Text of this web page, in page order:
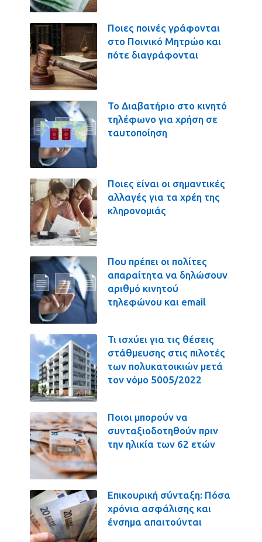
Ποιες ποινές γράφονται
στο Ποινικό Μητρώο και
πότε διαγράφονται
Το Διαβατήριο στο κινητό
τηλέφωνο για χρήση σε
ταυτοποίηση
Ποιες είναι οι σημαντικές
αλλαγές για τα χρέη της
κληρονομιάς
Που πρέπει οι πολίτες
απαραίτητα να δηλώσουν
αριθμό κινητού
τηλεφώνου και email
Τι ισχύει για τις θέσεις
στάθμευσης στις πιλοτές
των πολυκατοικιών μετά
τον νόμο 5005/2022
Ποιοι μπορούν να
συνταξιοδοτηθούν πριν
την ηλικία των 62 ετών
Επικουρική σύνταξη: Πόσα
χρόνια ασφάλισης και
ένσημα απαιτούνται